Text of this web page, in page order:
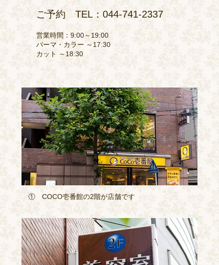
ご予約 TEL：044-741-2337
営業時間：9:00～19:00
パーマ・カラー ～17:30
カット ～18:30
① COCO壱番館の2階が店舗です